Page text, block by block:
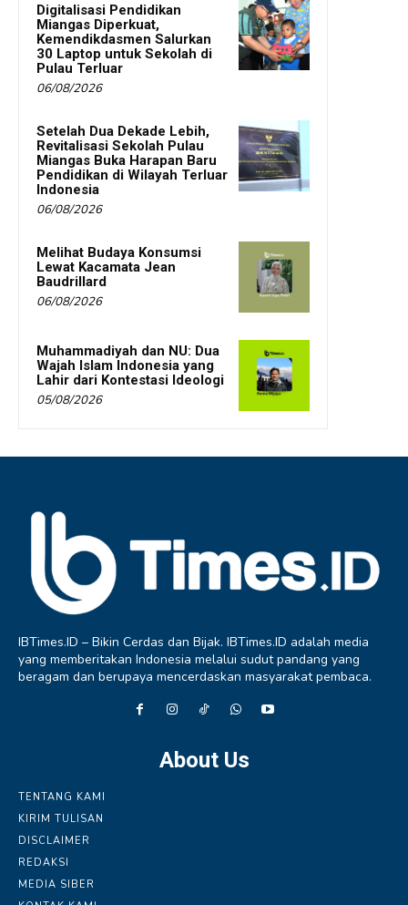
Digitalisasi Pendidikan
Miangas Diperkuat,
Kemendikdasmen Salurkan
30 Laptop untuk Sekolah di
Pulau Terluar
06/08/2026
Setelah Dua Dekade Lebih,
Revitalisasi Sekolah Pulau
Miangas Buka Harapan Baru
Pendidikan di Wilayah Terluar
Indonesia
06/08/2026
Melihat Budaya Konsumsi
Lewat Kacamata Jean
Baudrillard
06/08/2026
Muhammadiyah dan NU: Dua
Wajah Islam Indonesia yang
Lahir dari Kontestasi Ideologi
05/08/2026
IBTimes.ID – Bikin Cerdas dan Bijak. IBTimes.ID adalah media
yang memberitakan Indonesia melalui sudut pandang yang
beragam dan berupaya mencerdaskan masyarakat pembaca.
About Us
TENTANG KAMI
KIRIM TULISAN
DISCLAIMER
REDAKSI
MEDIA SIBER